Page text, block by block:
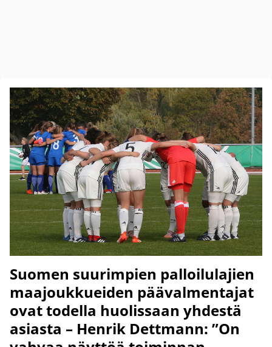
Suomen suurimpien palloilulajien
maajoukkueiden päävalmentajat
ovat todella huolissaan yhdestä
asiasta – Henrik Dettmann: ”On